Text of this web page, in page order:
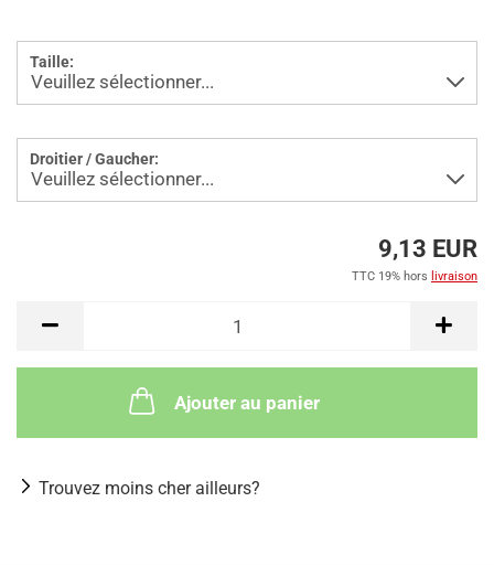
Taille:
Droitier / Gaucher:
9,13 EUR
TTC 19% hors livraison
Ajouter au panier
Trouvez moins cher ailleurs?